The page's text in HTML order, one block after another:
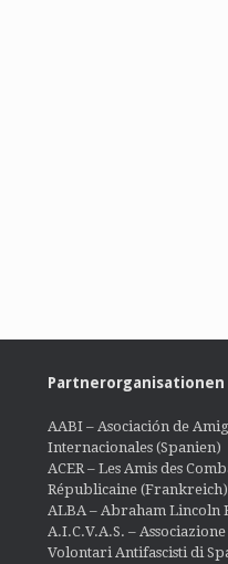
Partnerorganisationen
AABI – Asociación de
Internacionales (Spanien)
ACER – Les Amis des
Républicaine (Frankreich)
ALBA – Abraham Lincoln
A.I.C.V.A.S. –
Volontari Antifascisti di